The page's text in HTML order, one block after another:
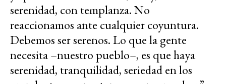
serenidad, con templanza. No
reaccionamos ante cualquier coyuntura.
Debemos ser serenos. Lo que la gente
necesita –nuestro pueblo–, es que haya
serenidad, tranquilidad, seriedad en los